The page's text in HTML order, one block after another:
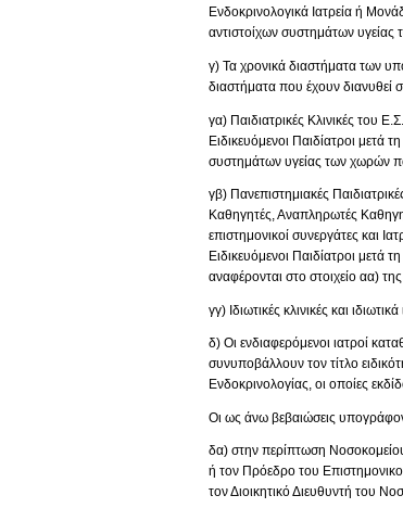
Ενδοκρινολογικά Ιατρεία ή
αντιστοίχων συστημάτων
γ) Τα χρονικά διαστήματα των
διαστήματα που έχουν διανυθεί
γα) Παιδιατρικές Κλινικές του
Ειδικευόμενοι Παιδίατροι μετά
συστημάτων υγείας των χωρών
γβ) Πανεπιστημιακές
Καθηγητές, Αναπληρωτές
επιστημονικοί συνεργάτες και
Ειδικευόμενοι Παιδίατροι μετά
αναφέρονται στο στοιχείο αα)
γγ) Ιδιωτικές κλινικές και
δ) Οι ενδιαφερόμενοι ιατροί
συνυποβάλλουν τον τίτλο
Ενδοκρινολογίας, οι οποίες
Οι ως άνω βεβαιώσεις
δα) στην περίπτωση
ή τον Πρόεδρο του
τον Διοικητικό Διευθυντή του